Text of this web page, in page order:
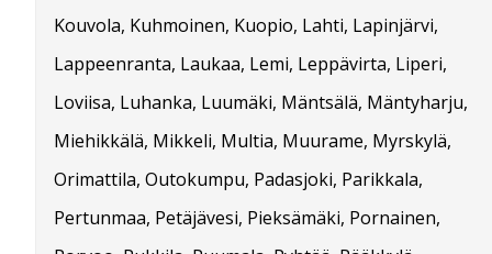
Kouvola, Kuhmoinen, Kuopio, Lahti, Lapinjärvi,
Lappeenranta, Laukaa, Lemi, Leppävirta, Liperi,
Loviisa, Luhanka, Luumäki, Mäntsälä, Mäntyharju,
Miehikkälä, Mikkeli, Multia, Muurame, Myrskylä,
Orimattila, Outokumpu, Padasjoki, Parikkala,
Pertunmaa, Petäjävesi, Pieksämäki, Pornainen,